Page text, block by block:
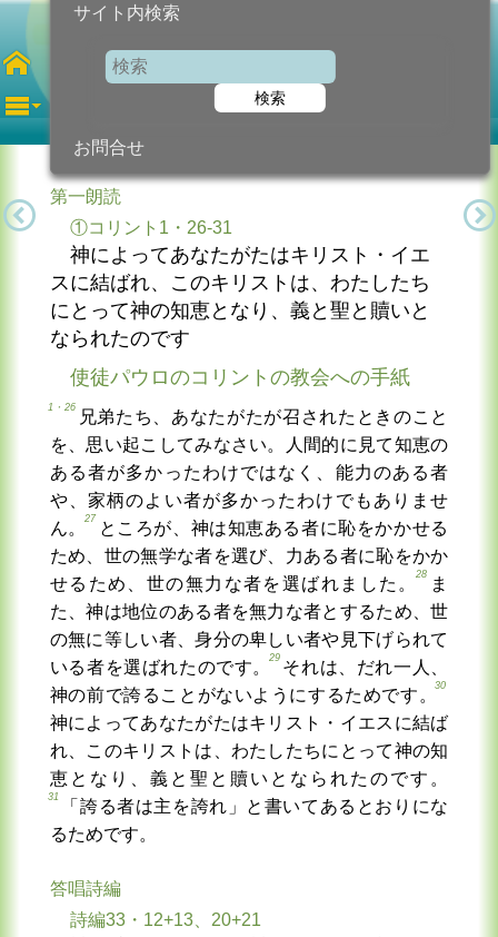
サイト内検索
検索
お問合せ
第21土曜日年間
第一朗読
①コリント1・26-31
神によってあなたがたはキリスト・イエ
スに結ばれ、このキリストは、わたしたち
にとって神の知恵となり、義と聖と贖いと
なられたのです
使徒パウロのコリントの教会への手紙
1・26
兄弟たち、あなたがたが召されたときのこと
を、思い起こしてみなさい。人間的に見て知恵の
ある者が多かったわけではなく、能力のある者
や、家柄のよい者が多かったわけでもありませ
ん。
27
ところが、神は知恵ある者に恥をかかせる
ため、世の無学な者を選び、力ある者に恥をかか
せるため、世の無力な者を選ばれました。
28
ま
た、神は地位のある者を無力な者とするため、世
の無に等しい者、身分の卑しい者や見下げられて
いる者を選ばれたのです。
29
それは、だれ一人、
神の前で誇ることがないようにするためです。
30
神によってあなたがたはキリスト・イエスに結ば
れ、このキリストは、わたしたちにとって神の知
恵となり、義と聖と贖いとなられたのです。
31
「誇る者は主を誇れ」と書いてあるとおりにな
るためです。
答唱詩編
詩編33・12+13、20+21